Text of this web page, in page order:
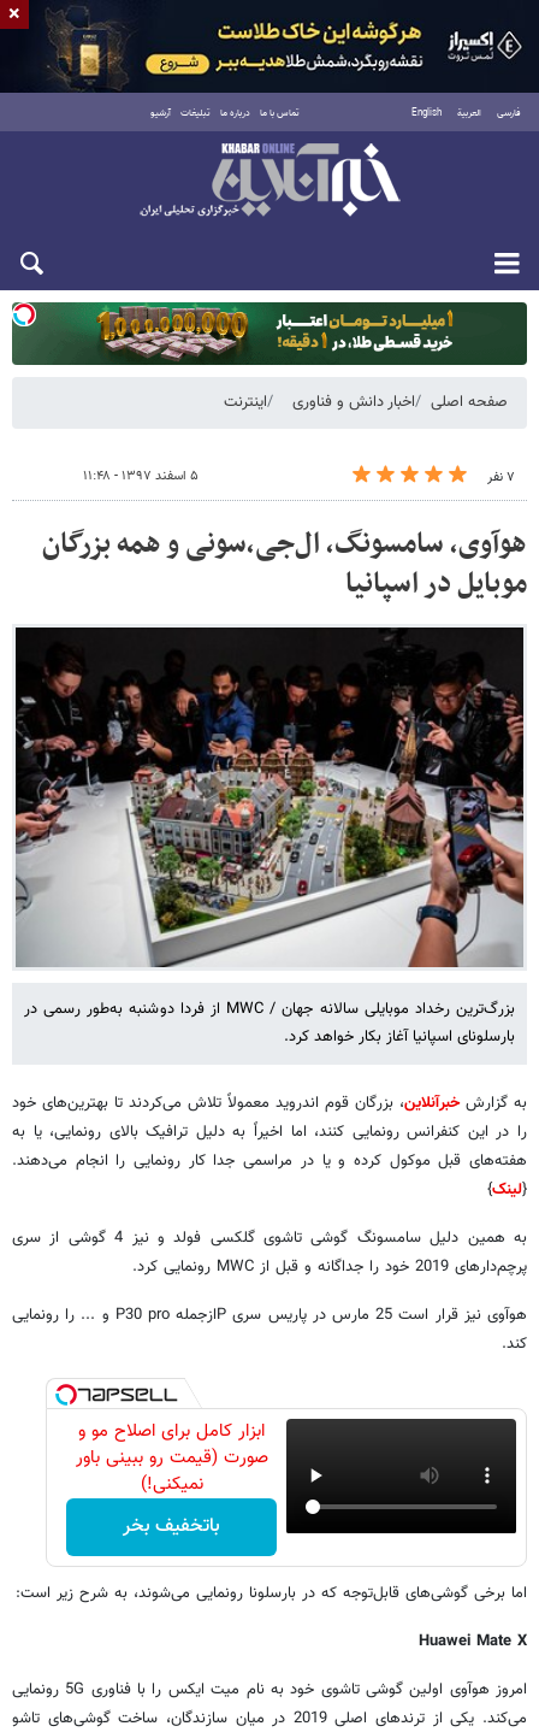
فارسی العربية English تماس با ما درباره ما تبلیغات آرشیو
یکشنبه ۱۸ مرداد ۱۴۰۵
صفحه اصلی اخبار دانش و فناوری اینترنت
۷ نفر ۵ اسفند ۱۳۹۷ - ۱۱:۴۸
هوآوی، سامسونگ، ال‌جی،سونی و همه بزرگان
موبایل در اسپانیا
بزرگ‌ترین رخداد موبایلی سالانه جهان / MWC از فردا دوشنبه به‌طور رسمی در
بارسلونای اسپانیا آغاز بکار خواهد کرد.
به گزارشخبرآنلاین، بزرگان قوم اندروید معمولاً تلاش می‌کردند تا بهترین‌های خود
را در این کنفرانس رونمایی کنند، اما اخیراً به دلیل ترافیک بالای رونمایی، یا به
هفته‌های قبل موکول کرده و یا در مراسمی جدا کار رونمایی را انجام می‌دهند.
{لینک}
به همین دلیل سامسونگ گوشی تاشوی گلکسی فولد و نیز 4 گوشی از سری
پرچم‌دارهای 2019 خود را جداگانه و قبل از
MWC رونمایی کرد.
هوآوی نیز قرار است 25 مارس در پاریس سری
Pازجمله P30 pro و ... را رونمایی
کند.
ابزار کامل برای اصلاح مو و
صورت (قیمت رو ببینی باور
نمیکنی!)
باتخفیف بخر
اما برخی گوشی‌های قابل‌توجه که در بارسلونا رونمایی می‌شوند، به شرح زیر است:
Huawei Mate X
امروز هوآوی اولین گوشی تاشوی خود به نام میت ایکس را با فناوری 5G رونمایی
می‌کند. یکی از ترندهای اصلی 2019 در میان سازندگان، ساخت گوشی‌های تاشو
×